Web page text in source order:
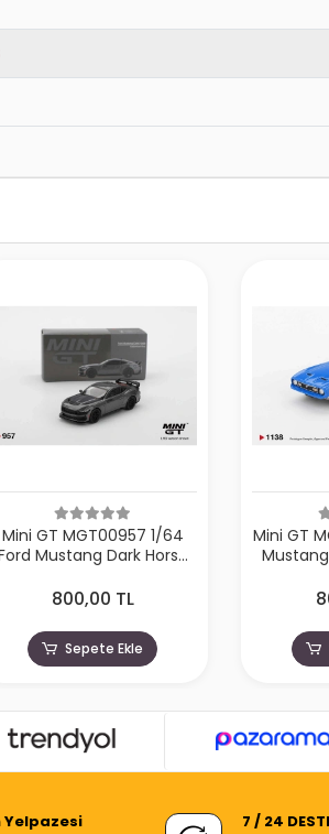
Mini GT MGT00957 1/64
Mustang Dark Horse
800,00 TL
Sepete Ekle
Mini GT
Yelpazesi 7 / 24